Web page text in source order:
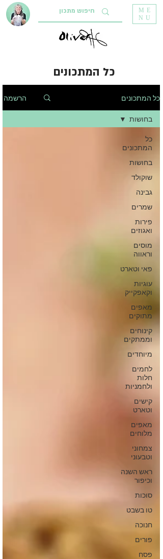
ME
NU
כל המתכונים
כל המתכונים הרשמה
כל
המתכונים
בחושות
שוקולד
גבינה
שמרים
פירות
ואגוזים
מוסים
וראווה
פאי וטארט
עוגיות
וקאפקייק
מאפים
מתוקים
קינוחים
וממתקים
מיוחדים
לחמים
חלות
ולחמניות
קישים
וטארט
מאפים
מלוחים
צמחוני
וטבעוני
ראש השנה
וכיפור
סוכות
טו בשבט
חנוכה
פורים
פסח
בחושות